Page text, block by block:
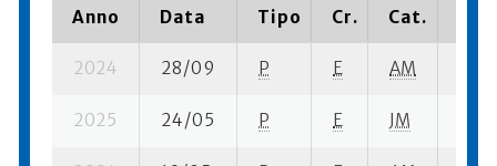
Anno Data Tipo Cr. Cat.
2024 28/09 P E AM
2025 24/05 P E JM